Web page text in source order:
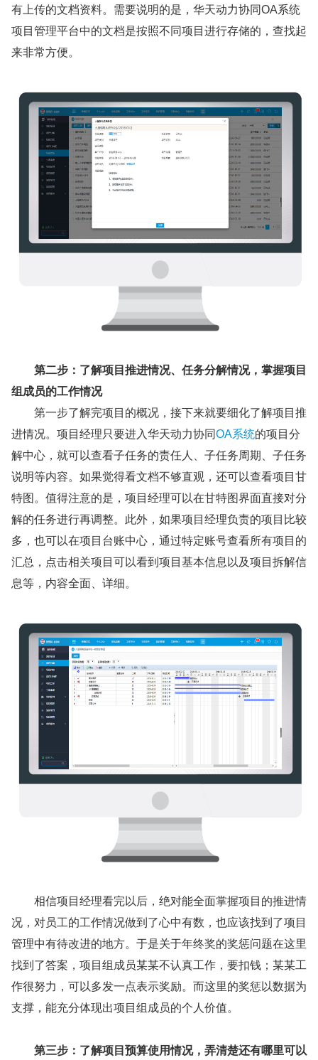
有上传的文档资料。需要说明的是，华天动力协同OA系统
项目管理平台中的文档是按照不同项目进行存储的，查找起
来非常方便。
第二步：了解项目推进情况、任务分解情况，掌握项目
组成员的工作情况
第一步了解完项目的概况，接下来就要细化了解项目推
进情况。项目经理只要进入华天动力协同OA系统的项目分
解中心，就可以查看子任务的责任人、子任务周期、子任务
说明等内容。如果觉得看文档不够直观，还可以查看项目甘
特图。值得注意的是，项目经理可以在甘特图界面直接对分
解的任务进行再调整。此外，如果项目经理负责的项目比较
多，也可以在项目台账中心，通过特定账号查看所有项目的
汇总，点击相关项目可以看到项目基本信息以及项目拆解信
息等，内容全面、详细。
相信项目经理看完以后，绝对能全面掌握项目的推进情
况，对员工的工作情况做到了心中有数，也应该找到了项目
管理中有待改进的地方。于是关于年终奖的奖惩问题在这里
找到了答案，项目组成员某某不认真工作，要扣钱；某某工
作很努力，可以多发一点表示奖励。而这里的奖惩以数据为
支撑，能充分体现出项目组成员的个人价值。
第三步：了解项目预算使用情况，弄清楚还有哪里可以